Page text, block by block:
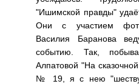
"Ишимской правды"
Они с участием
Василия Баранова
событию. Так,
Алпатовой "На
№ 19, я с нею